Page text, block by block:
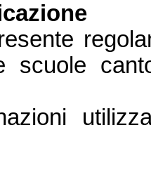
scuole